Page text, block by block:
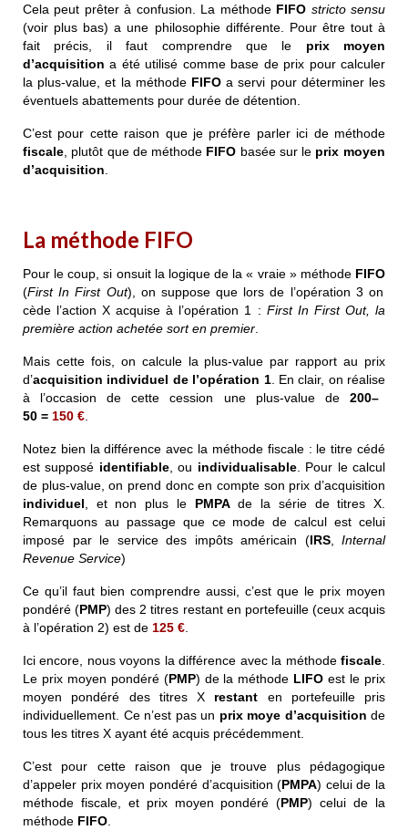
Cela peut prêter à confusion. La méthode FIFO stricto sensu
(voir plus bas) a une philosophie différente. Pour être tout à
fait précis, il faut comprendre que le prix moyen
d’acquisition a été utilisé comme base de prix pour calculer
la plus-value, et la méthode FIFO a servi pour déterminer les
éventuels abattements pour durée de détention.
C’est pour cette raison que je préfère parler ici de méthode
fiscale , plutôt que de méthode FIFO basée sur le prix moyen
d’acquisition
La méthode FIFO
Pour le coup, si onsuit la logique de la « vraie » méthode FIFO
(First In First Out), on suppose que lors de l’opération 3 on
cède l’action X acquise à l’opération 1 : First In First Out, la
première action achetée sort en premier.
Mais cette fois, on calcule la plus-value par rapport au prix
d’acquisition individuel de l’opération 1. En clair, on réalise
à l’occasion de cette cession une plus-value de 200–
50 = 150 €.
Notez bien la différence avec la méthode fiscale : le titre cédé
est supposé identifiable, ou individualisable. Pour le calcul
de plus-value, on prend donc en compte son prix d’acquisition
individuel, et non plus le PMPAde la série de titres X.
Remarquons au passage que ce mode de calcul est celui
imposé par le service des impôts américain (IRS, Internal
Revenue Service)
Ce qu’il faut bien comprendre aussi, c’est que le prix moyen
pondéré (PMP) des 2 titres restant en portefeuille (ceux acquis
à l’opération 2) est de 125 €.
Ici encore, nous voyons la différence avec la méthode fiscale.
Le prix moyen pondéré (PMP) de la méthode LIFO est le prix
moyen pondéré des titres X restant en portefeuille pris
individuellement. Ce n’est pas un prix moye d’acquisition de
tous les titres X ayant été acquis précédemment.
C’est pour cette raison que je trouve plus pédagogique
d’appeler prix moyen pondéré d’acquisition (PMPA) celui de la
méthode fiscale, et prix moyen pondéré (PMP) celui de la
méthode FIFO.